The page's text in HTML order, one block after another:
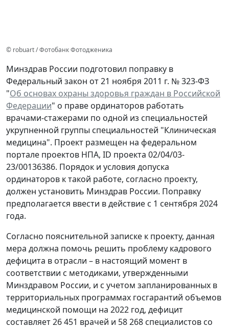
© robuart / Фотобанк Фотодженика
Минздрав России подготовил поправку в
Федеральный закон от 21 ноября 2011 г. № 323-ФЗ
"Об основах охраны здоровья граждан в Российской
Федерации" о праве ординаторов работать
врачами-стажерами по одной из специальностей
укрупненной группы специальностей "Клиническая
медицина". Проект размещен на федеральном
портале проектов НПА, ID проекта 02/04/03-
23/00136386. Порядок и условия допуска
ординаторов к такой работе, согласно проекту,
должен установить Минздрав России. Поправку
предполагается ввести в действие с 1 сентября 2024
года.
Согласно пояснительной записке к проекту, данная
мера должна помочь решить проблему кадрового
дефицита в отрасли – в настоящий момент в
соответствии с методиками, утвержденными
Минздравом России, и с учетом запланированных в
территориальных программах госгарантий объемов
медицинской помощи на 2022 год, дефицит
составляет 26 451 врачей и 58 268 специалистов со